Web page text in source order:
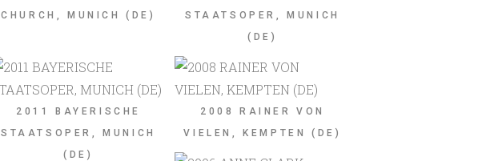
CHURCH, MUNICH (DE)
STAATSOPER, MUNICH
(DE)
2011 BAYERISCHE
STAATSOPER, MUNICH
(DE)
2008 RAINER VON
VIELEN, KEMPTEN (DE)